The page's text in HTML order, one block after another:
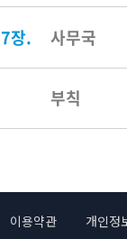
7장. 사무국
부칙
이용약관 개인정